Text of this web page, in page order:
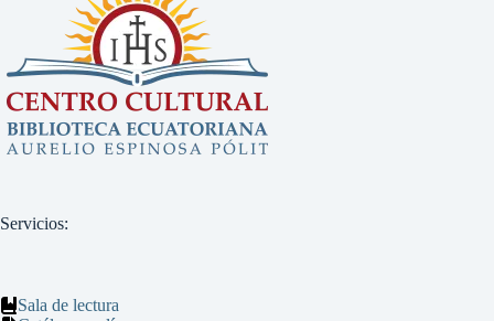
Servicios:
Sala de lectura